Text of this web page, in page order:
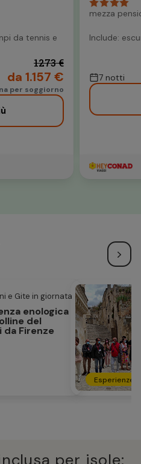
da tennis e
1273 €
da 1.157 €
per soggiorno
mezza
Include:
7 notti
e Gite in giornata
enologica
del
da Firenze
Esperienze
per isole: